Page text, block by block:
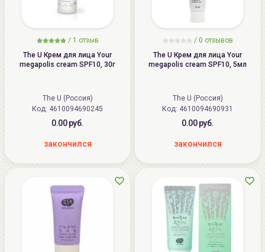
/ 1 отзыв
The U Крем для лица Your
megapolis cream SPF10, 30г
The U (Россия)
Код: 4610094690245
0.00 руб.
закончился
/ 0 отзывов
The U Крем для лица Your
megapolis cream SPF10, 5мл
The U (Россия)
Код: 4610094690931
0.00 руб.
закончился